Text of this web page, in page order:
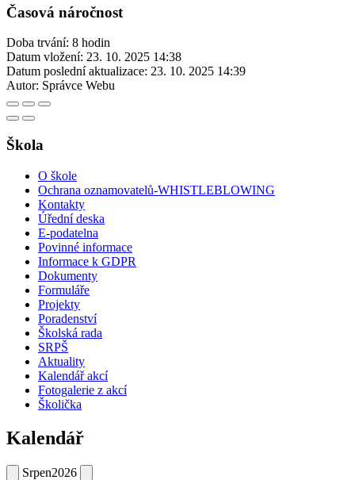
Časová náročnost
Doba trvání: 8 hodin
Datum vložení: 23. 10. 2025 14:38
Datum poslední aktualizace: 23. 10. 2025 14:39
Autor: Správce Webu
Škola
O škole
Ochrana oznamovatelů-WHISTLEBLOWING
Kontakty
Úřední deska
E-podatelna
Povinné informace
Informace k GDPR
Dokumenty
Formuláře
Projekty
Poradenství
Školská rada
SRPŠ
Aktuality
Kalendář akcí
Fotogalerie z akcí
Školička
Kalendář
Srpen2026